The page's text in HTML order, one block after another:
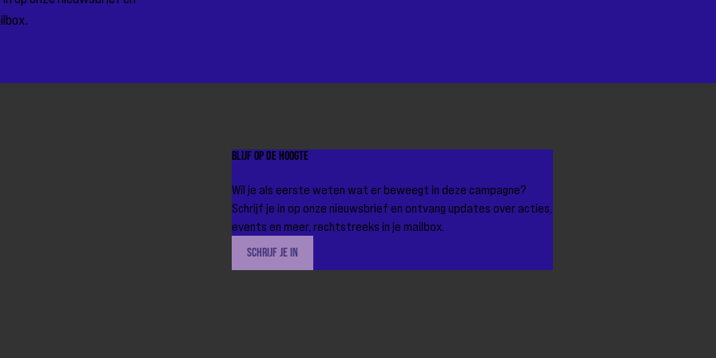
Blijf op de hoogte
Wil je als eerste weten wat er beweegt in deze campagne?
Schrijf je in op onze nieuwsbrief en ontvang updates over acties,
events en meer, rechtstreeks in je mailbox.
Schrijf je in